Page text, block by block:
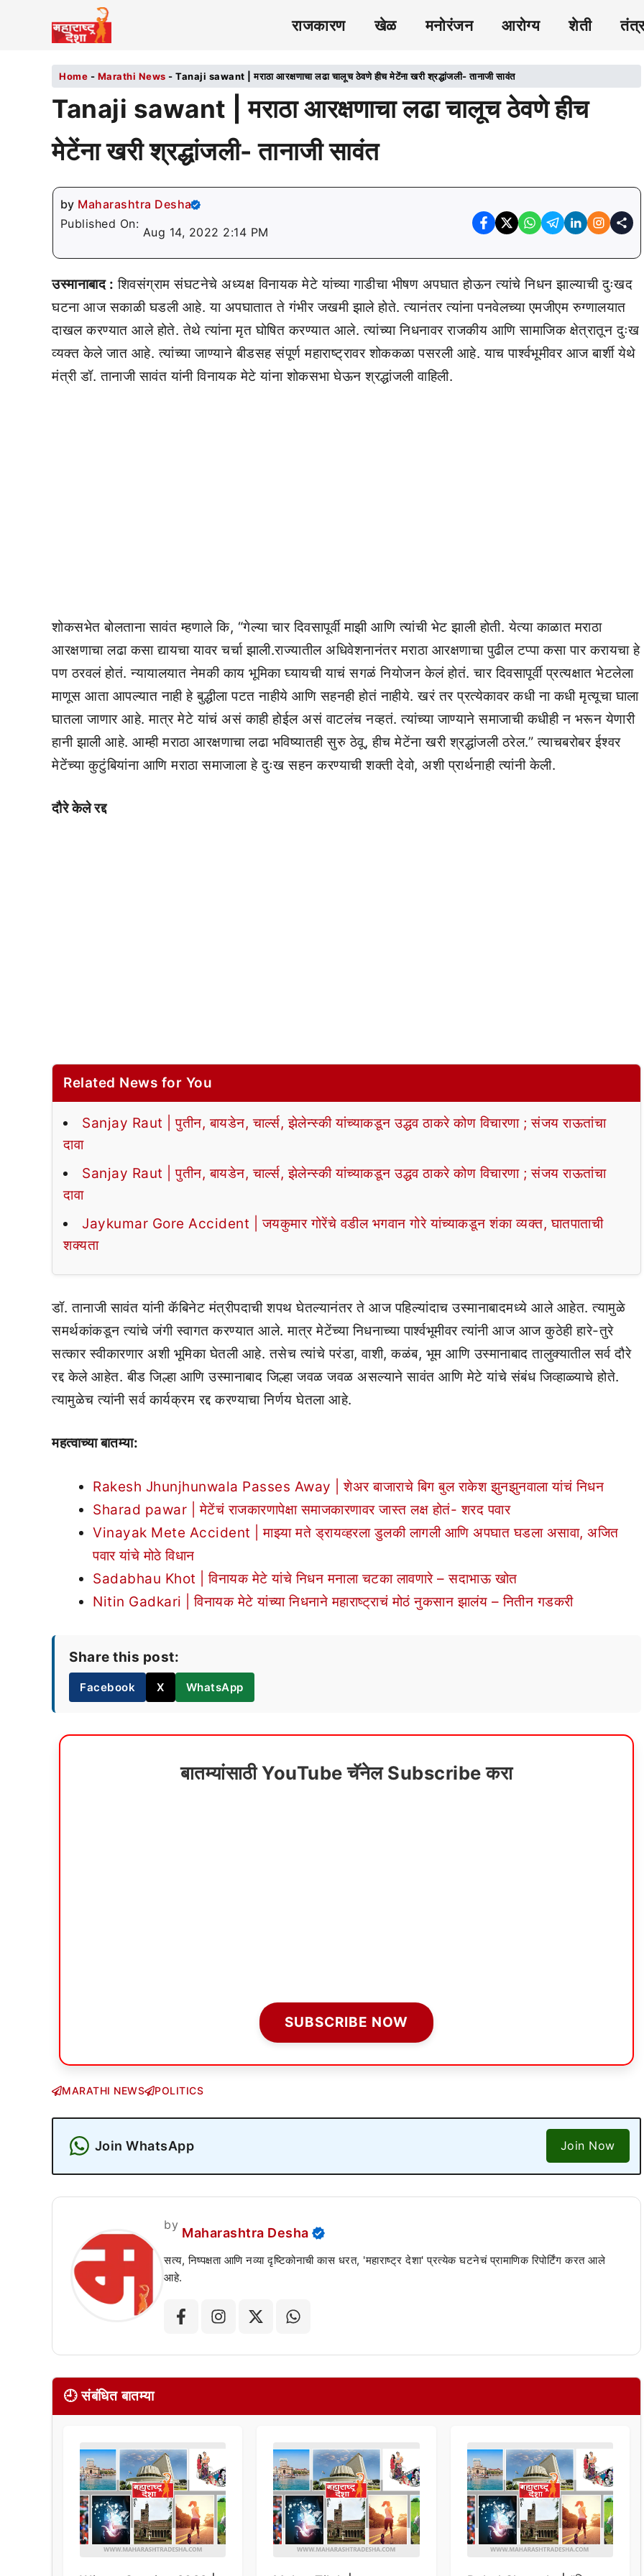
राजकारण खेळ मनोरंजन आरोग्य शेती
Home - Marathi News - Tanaji sawant | मराठा आरक्षणाचा लढा चालूच ठेवणे हीच मेटेंना खरी श्रद्धांजली- तानाजी सावंत
Tanaji sawant | मराठा आरक्षणाचा लढा चालूच ठेवणे हीच
मेटेंना खरी श्रद्धांजली- तानाजी सावंत
by Maharashtra Desha
Published On:
Aug 14, 2022 2:14 PM
उस्मानाबाद : शिवसंग्राम संघटनेचे अध्यक्ष विनायक मेटे यांच्या गाडीचा भीषण अपघात होऊन त्यांचे निधन झाल्याची दुःखद
घटना आज सकाळी घडली आहे. या अपघातात ते गंभीर जखमी झाले होते. त्यानंतर त्यांना पनवेलच्या एमजीएम रुग्णालयात
दाखल करण्यात आले होते. तेथे त्यांना मृत घोषित करण्यात आले. त्यांच्या निधनावर राजकीय आणि सामाजिक क्षेत्रातून दुःख
व्यक्त केले जात आहे. त्यांच्या जाण्याने बीडसह संपूर्ण महाराष्ट्रावर शोककळा पसरली आहे. याच पार्श्वभूमीवर आज बार्शी येथे
मंत्री डॉ. तानाजी सावंत यांनी विनायक मेटे यांना शोकसभा घेऊन श्रद्धांजली वाहिली.
शोकसभेत बोलताना सावंत म्हणाले कि, “गेल्या चार दिवसापूर्वी माझी आणि त्यांची भेट झाली होती. येत्या काळात मराठा
आरक्षणाचा लढा कसा द्यायचा यावर चर्चा झाली.राज्यातील अधिवेशनानंतर मराठा आरक्षणाचा पुढील टप्पा कसा पार करायचा हे
पण ठरवलं होतं. न्यायालयात नेमकी काय भूमिका घ्यायची याचं सगळं नियोजन केलं होतं. चार दिवसापूर्वी प्रत्यक्षात भेटलेला
माणूस आता आपल्यात नाही हे बुद्धीला पटत नाहीये आणि सहनही होतं नाहीये. खरं तर प्रत्येकावर कधी ना कधी मृत्यूचा घाला
घातला जाणार आहे. मात्र मेटे यांचं असं काही होईल असं वाटलंच नव्हतं. त्यांच्या जाण्याने समाजाची कधीही न भरून येणारी
हानी झाली आहे. आम्ही मराठा आरक्षणाचा लढा भविष्यातही सुरु ठेवू, हीच मेटेंना खरी श्रद्धांजली ठरेल.” त्याचबरोबर ईश्वर
मेटेंच्या कुटुंबियांना आणि मराठा समाजाला हे दुःख सहन करण्याची शक्ती देवो, अशी प्रार्थनाही त्यांनी केली.
दौरे केले रद्द
Related News for You
Sanjay Raut | पुतीन, बायडेन, चार्ल्स, झेलेन्स्की यांच्याकडून उद्धव ठाकरे कोण विचारणा ; संजय राऊतांचा
दावा
Sanjay Raut | पुतीन, बायडेन, चार्ल्स, झेलेन्स्की यांच्याकडून उद्धव ठाकरे कोण विचारणा ; संजय राऊतांचा
दावा
Jaykumar Gore Accident | जयकुमार गोरेंचे वडील भगवान गोरे यांच्याकडून शंका व्यक्त, घातपाताची
शक्यता
डॉ. तानाजी सावंत यांनी कॅबिनेट मंत्रीपदाची शपथ घेतल्यानंतर ते आज पहिल्यांदाच उस्मानाबादमध्ये आले आहेत. त्यामुळे
समर्थकांकडून त्यांचे जंगी स्वागत करण्यात आले. मात्र मेटेंच्या निधनाच्या पार्श्वभूमीवर त्यांनी आज आज कुठेही हारे-तुरे
सत्कार स्वीकारणार अशी भूमिका घेतली आहे. तसेच त्यांचे परंडा, वाशी, कळंब, भूम आणि उस्मानाबाद तालुक्यातील सर्व दौरे
रद्द केले आहेत. बीड जिल्हा आणि उस्मानाबाद जिल्हा जवळ जवळ असल्याने सावंत आणि मेटे यांचे संबंध जिव्हाळ्याचे होते.
त्यामुळेच त्यांनी सर्व कार्यक्रम रद्द करण्याचा निर्णय घेतला आहे.
महत्वाच्या बातम्या:
Rakesh Jhunjhunwala Passes Away | शेअर बाजाराचे बिग बुल राकेश झुनझुनवाला यांचं निधन
Sharad pawar | मेटेंचं राजकारणापेक्षा समाजकारणावर जास्त लक्ष होतं- शरद पवार
Vinayak Mete Accident | माझ्या मते ड्रायव्हरला डुलकी लागली आणि अपघात घडला असावा, अजित
पवार यांचे मोठे विधान
Sadabhau Khot | विनायक मेटे यांचे निधन मनाला चटका लावणारे – सदाभाऊ खोत
Nitin Gadkari | विनायक मेटे यांच्या निधनाने महाराष्ट्राचं मोठं नुकसान झालंय – नितीन गडकरी
Share this post:
Facebook X WhatsApp
बातम्यांसाठी YouTube चॅनेल Subscribe करा
SUBSCRIBE NOW
MARATHI NEWS POLITICS
Join WhatsApp Join Now
by
Maharashtra Desha
सत्य, निष्पक्षता आणि नव्या दृष्टिकोनाची कास धरत, 'महाराष्ट्र देशा' प्रत्येक घटनेचं प्रामाणिक रिपोर्टिंग करत आले
आहे.
🕘 संबंधित बातम्या